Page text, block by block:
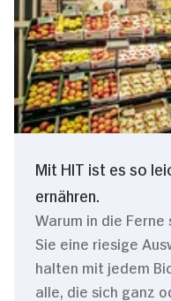
Mit HIT ist es so
ernähren.
Warum in die
Sie eine riesige
halten mit jedem
alle, die sich ganz